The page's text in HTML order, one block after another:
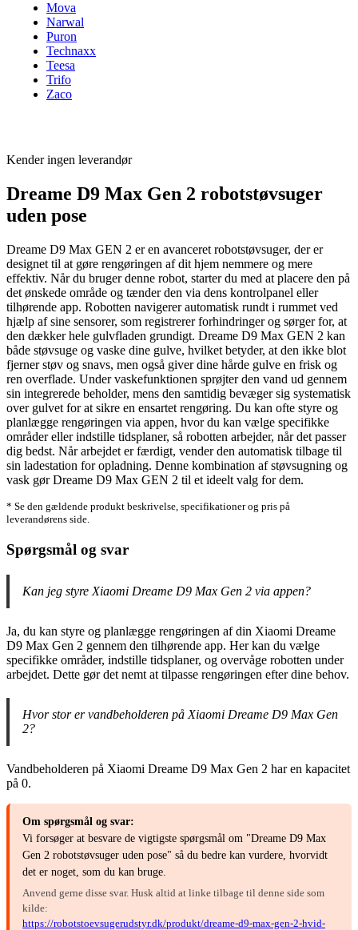
Mova
Narwal
Puron
Technaxx
Teesa
Trifo
Zaco
Kender ingen leverandør
Dreame D9 Max Gen 2 robotstøvsuger
uden pose
Dreame D9 Max GEN 2 er en avanceret robotstøvsuger, der er
designet til at gøre rengøringen af dit hjem nemmere og mere
effektiv. Når du bruger denne robot, starter du med at placere den på
det ønskede område og tænder den via dens kontrolpanel eller
tilhørende app. Robotten navigerer automatisk rundt i rummet ved
hjælp af sine sensorer, som registrerer forhindringer og sørger for, at
den dækker hele gulvfladen grundigt. Dreame D9 Max GEN 2 kan
både støvsuge og vaske dine gulve, hvilket betyder, at den ikke blot
fjerner støv og snavs, men også giver dine hårde gulve en frisk og
ren overflade. Under vaskefunktionen sprøjter den vand ud gennem
sin integrerede beholder, mens den samtidig bevæger sig systematisk
over gulvet for at sikre en ensartet rengøring. Du kan ofte styre og
planlægge rengøringen via appen, hvor du kan vælge specifikke
områder eller indstille tidsplaner, så robotten arbejder, når det passer
dig bedst. Når arbejdet er færdigt, vender den automatisk tilbage til
sin ladestation for opladning. Denne kombination af støvsugning og
vask gør Dreame D9 Max GEN 2 til et ideelt valg for dem.
* Se den gældende produkt beskrivelse, specifikationer og pris på
leverandørens side.
Spørgsmål og svar
Kan jeg styre Xiaomi Dreame D9 Max Gen 2 via appen?
Ja, du kan styre og planlægge rengøringen af din Xiaomi Dreame
D9 Max Gen 2 gennem den tilhørende app. Her kan du vælge
specifikke områder, indstille tidsplaner, og overvåge robotten under
arbejdet. Dette gør det nemt at tilpasse rengøringen efter dine behov.
Hvor stor er vandbeholderen på Xiaomi Dreame D9 Max Gen
2?
Vandbeholderen på Xiaomi Dreame D9 Max Gen 2 har en kapacitet
på 0.
Om spørgsmål og svar:
Vi forsøger at besvare de vigtigste spørgsmål om "Dreame D9 Max
Gen 2 robotstøvsuger uden pose" så du bedre kan vurdere, hvorvidt
det er noget, som du kan bruge.
Anvend gerne disse svar. Husk altid at linke tilbage til denne side som
kilde:
https://robotstoevsugerudstyr.dk/produkt/dreame-d9-max-gen-2-hvid-